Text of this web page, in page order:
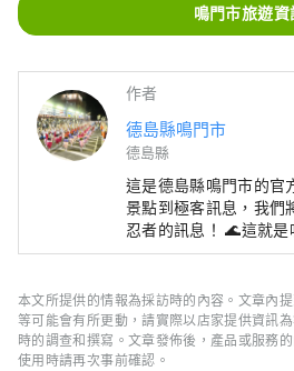
鳴門市旅遊資
作者
德島縣鳴門市
德島縣
這是德島縣鳴門市的官
景點到極客訊息，我們
忍者的訊息！ 🌊這就
東入口。透過大鳴門大
然！ 這裡有被譽為世
渦、阿波舞、參拜道等
本文所提供的情報為採訪時的內容。文章內
等可能會有所更動，請實際以店家提供資訊
時的調查和撰寫。文章發佈後，產品或服務
使用時請再次事前確認。